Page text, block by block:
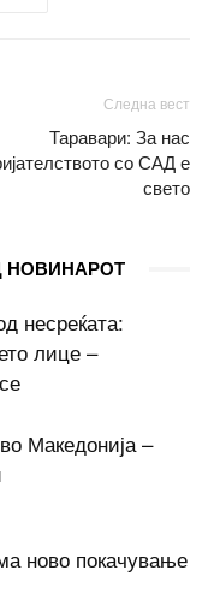
Следна вест
Таравари: За нас
со САД е
свето
НОВИНАРОТ
несреќата:
лице –
Македонија –
ново покачување